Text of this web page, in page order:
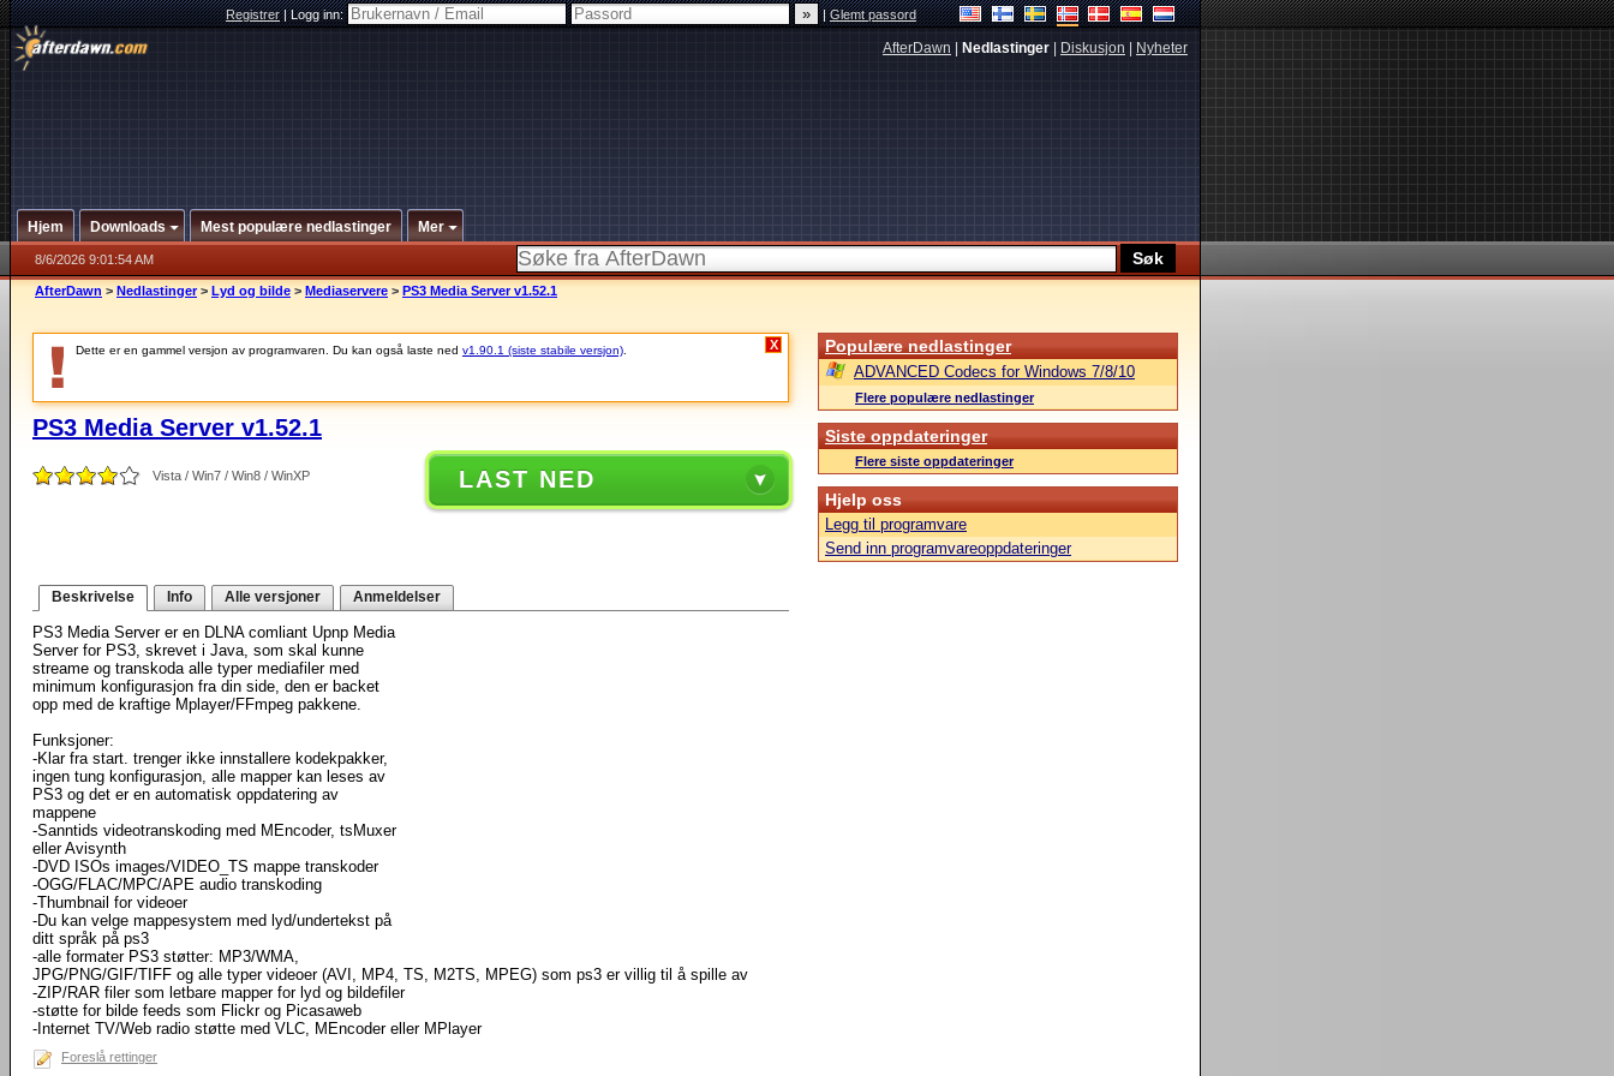
Registrer|Logg inn: |Glemt passord
AfterDawn Nedlastinger Diskusjon Nyheter
Hjem Downloads Mest populære nedlastinger Mer
8/6/2026 9:01:54 AM
AfterDawn > Nedlastinger > Lyd og bilde > Mediaservere > PS3 Media Server v1.52.1
Dette er en gammel versjon av programvaren. Du kan også laste ned v1.90.1 (siste stabile versjon) X
PS3 Media Server v1.52.1
Vista / Win7 / Win8 / WinXP LAST NED
Beskrivelse Info Alle versjoner Anmeldelser
PS3 Media Server er en DLNA comliant Upnp Media
Server for PS3, skrevet i Java, som skal kunne
streame og transkoda alle typer mediafiler med
minimum konfigurasjon fra din side, den er backet
opp med de kraftige Mplayer/FFmpeg pakkene.
Funksjoner:
-Klar fra start. trenger ikke innstallere kodekpakker,
ingen tung konfigurasjon, alle mapper kan leses av
PS3 og det er en automatisk oppdatering av
mappene
-Sanntids videotranskoding med MEncoder, tsMuxer
eller Avisynth
-DVD ISOs images/VIDEO_TS mappe transkoder
-OGG/FLAC/MPC/APE audio transkoding
-Thumbnail for videoer
-Du kan velge mappesystem med lyd/undertekst på
ditt språk på ps3
-alle formater PS3 støtter: MP3/WMA,
JPG/PNG/GIF/TIFF og alle typer videoer (AVI, MP4, TS, M2TS, MPEG) som ps3 er villig til å spille av
-ZIP/RAR filer som letbare mapper for lyd og bildefiler
-støtte for bilde feeds som Flickr og Picasaweb
-Internet TV/Web radio støtte med VLC, MEncoder eller MPlayer
Foreslå rettinger
Populære nedlastinger
ADVANCED Codecs for Windows 7/8/10
Flere populære nedlastinger
Siste oppdateringer
Flere siste oppdateringer
Hjelp oss
Legg til programvare
Send inn programvareoppdateringer